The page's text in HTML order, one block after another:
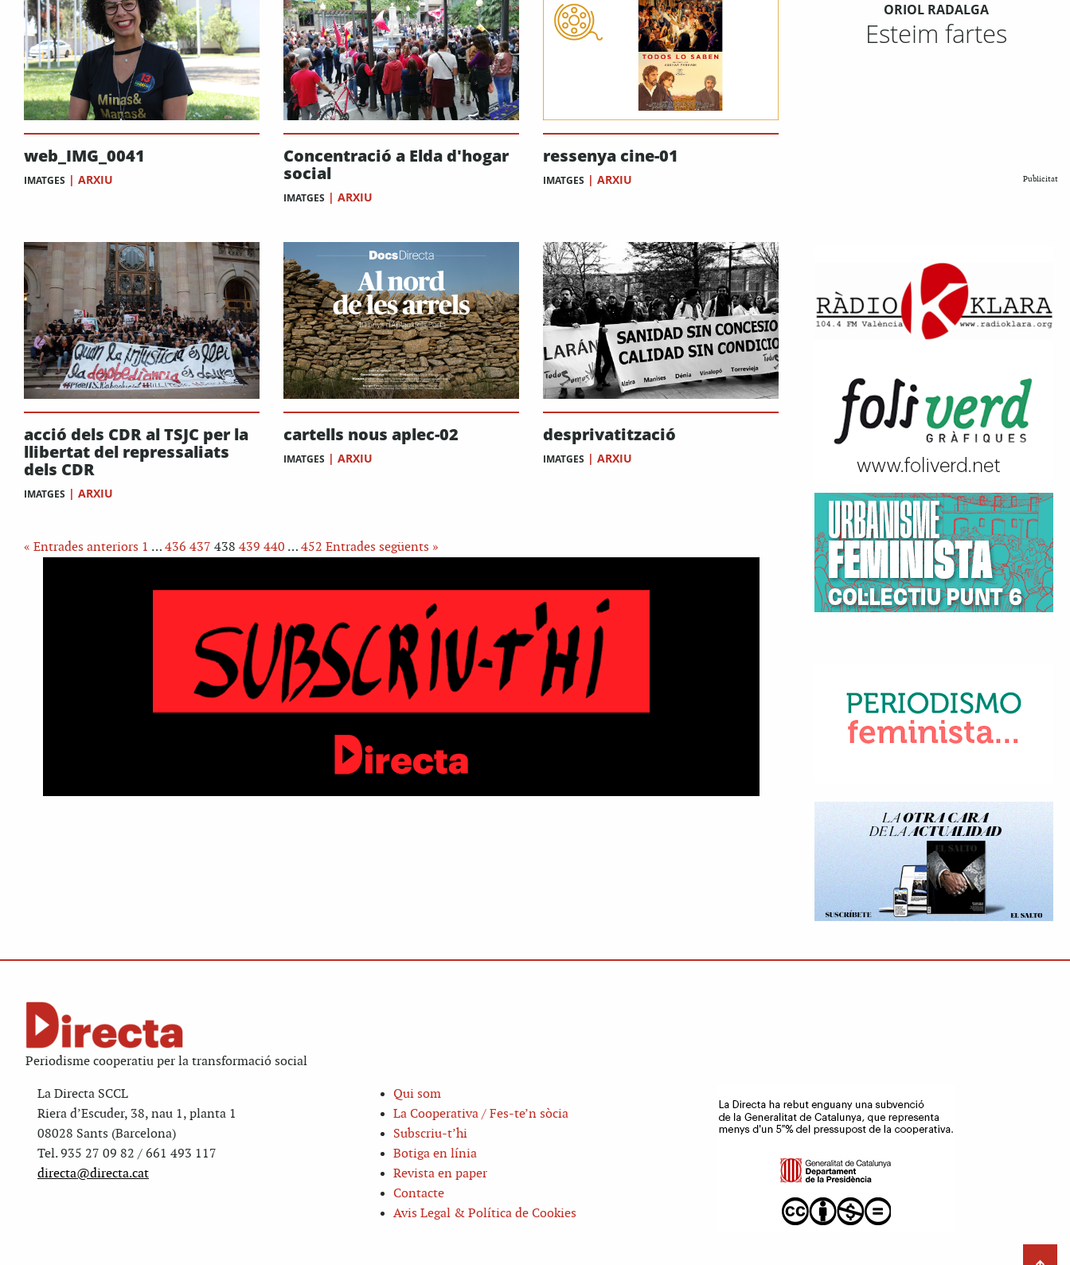
web_IMG_0041
IMATGES | ARXIU
Concentració a Elda d'hogar
social
IMATGES | ARXIU
ressenya cine-01
IMATGES | ARXIU
acció dels CDR al TSJC per la
llibertat del repressaliats
dels CDR
IMATGES | ARXIU
cartells nous aplec-02
IMATGES | ARXIU
desprivatització
IMATGES | ARXIU
« Entrades anteriors 1 … 436 437 438 439 440 … 452 Entrades següents »
ORIOL RADALGA
Esteim fartes
Publicitat
Periodisme cooperatiu per la transformació social
La Directa SCCL
Riera d’Escuder, 38, nau 1, planta 1
08028 Sants (Barcelona)
Tel. 935 27 09 82 / 661 493 117
directa@directa.cat
Qui som
La Cooperativa / Fes-te’n sòcia
Subscriu-t’hi
Botiga en línia
Revista en paper
Contacte
Avis Legal & Política de Cookies